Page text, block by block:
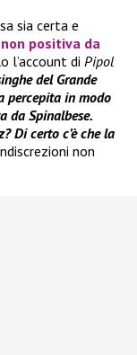
sia certa e
positiva da
l’account di Pipol
del Grande
percepita in modo
da Spinalbese.
Di certo c’è che la
non